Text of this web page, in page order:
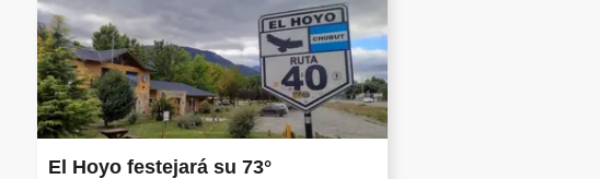
El Hoyo festejará su 73°